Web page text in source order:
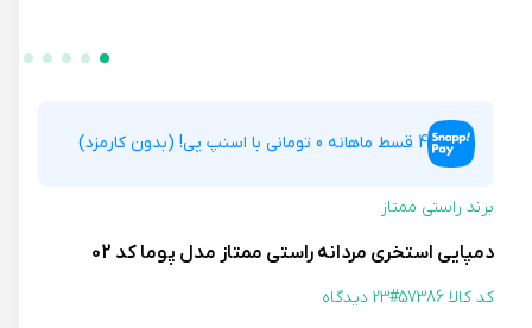
4 قسط ماهانه 0 تومانی با اسنپ پی! (بدون کارمزد)
برند راستی ممتاز
دمپایی استخری مردانه راستی ممتاز مدل پوما کد 02
کد کالا 57386# 23 دیدگاه